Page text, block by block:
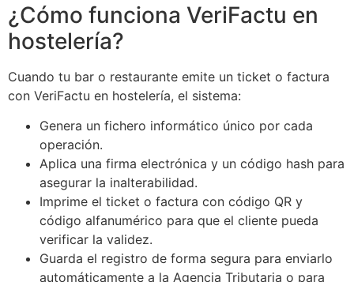
¿Cómo funciona VeriFactu en
hostelería?
Cuando tu bar o restaurante emite un ticket o factura
con VeriFactu en hostelería, el sistema:
Genera un fichero informático único por cada
operación.
Aplica una firma electrónica y un código hash para
asegurar la inalterabilidad.
Imprime el ticket o factura con código QR y
código alfanumérico para que el cliente pueda
verificar la validez.
Guarda el registro de forma segura para enviarlo
automáticamente a la Agencia Tributaria o para